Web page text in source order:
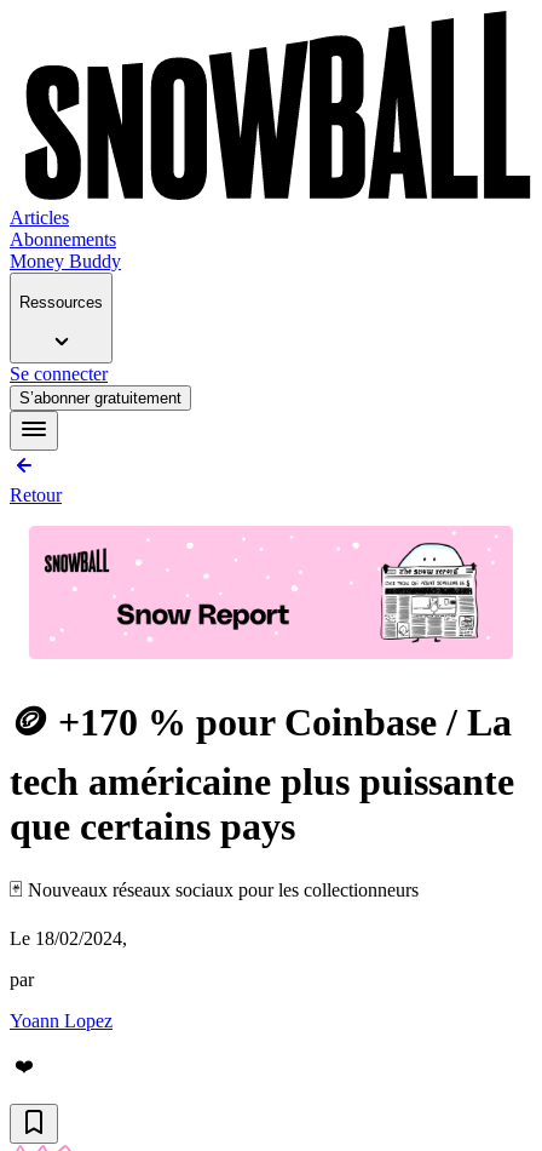
Articles
Abonnements
Money Buddy
Ressources
Se connecter
S’abonner gratuitement
Retour
🪙 +170 % pour Coinbase / La
tech américaine plus puissante
que certains pays
🃏 Nouveaux réseaux sociaux pour les collectionneurs
Le 18/02/2024,
par
Yoann Lopez
❤️